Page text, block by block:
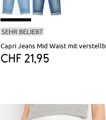
SEHR BELIEBT
Capri Jeans Mid Waist mit
CHF 21,95